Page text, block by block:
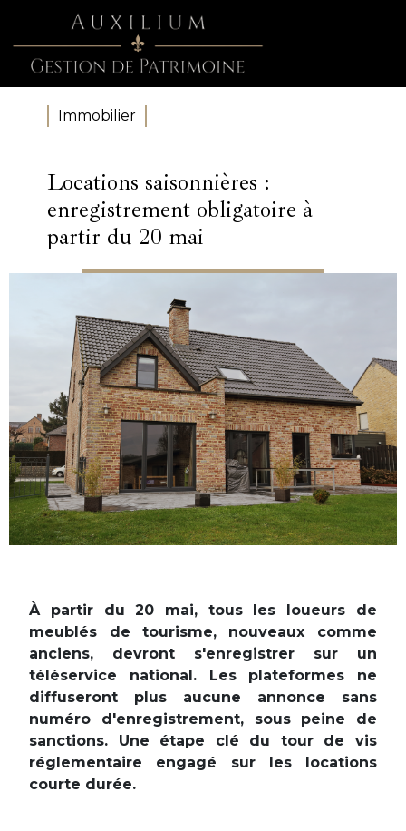
Immobilier
Locations saisonnières :
enregistrement obligatoire à
partir du 20 mai
À partir du 20 mai, tous les loueurs de
meublés de tourisme, nouveaux comme
anciens, devront s'enregistrer sur un
téléservice national. Les plateformes ne
diffuseront plus aucune annonce sans
numéro d'enregistrement, sous peine de
sanctions. Une étape clé du tour de vis
réglementaire engagé sur les locations
courte durée.